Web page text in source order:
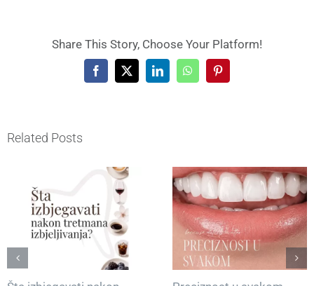
Share This Story, Choose Your Platform!
Facebook
X LinkedInWhatsAppPinterest
Related Posts